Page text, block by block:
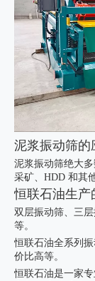
泥浆振动筛的
泥浆振动筛绝大
采矿、HDD 和其
恒联石油生产
双层振动筛、三
等。
恒联石油全系列
价比高等。
恒联石油是一家